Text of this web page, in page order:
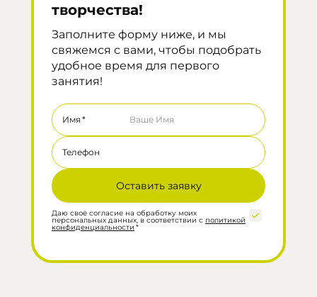
творчества!
Заполните форму ниже, и мы
свяжемся с вами, чтобы подобрать
удобное время для первого
занятия!
Имя *
Телефон
Даю своё согласие на обработку моих
персональных данных, в соответствии с политикой
конфиденциальности *